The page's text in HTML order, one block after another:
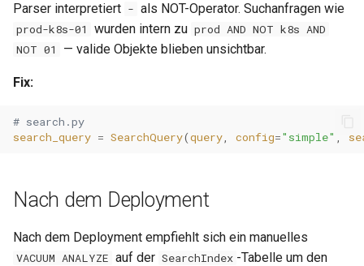
0.29.0
Parser interpretiert - als NOT-Operator. Suchanfragen wie
prod-k8s-01 wurden intern zu prod AND NOT k8s AND
NOT 01
— valide Objekte blieben unsichtbar.
Fix:
# search.py
search_query = SearchQuery(query config="simple"
Nach dem Deployment
Nach dem Deployment empfiehlt sich ein manuelles
VACUUM ANALYZE auf der SearchIndex -Tabelle um den